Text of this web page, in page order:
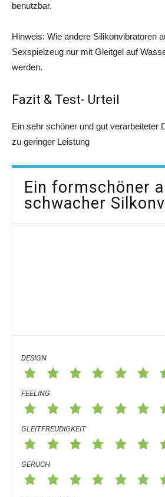
benutzbar.
Hinweis: Wie andere Silikonvibratoren
Sexspielzeug nur mit Gleitgel auf
werden.
Fazit & Test- Urteil
Ein sehr schöner und gut verarbeiteter
zu geringer Leistung
Ein formschöner
schwacher
DESIGN
FEELING
GLEITFREUDIGKEIT
GERUCH